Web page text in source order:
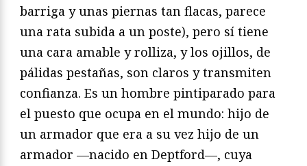
barriga y unas piernas tan flacas, parece
una rata subida a un poste), pero sí tiene
una cara amable y rolliza, y los ojillos, de
pálidas pestañas, son claros y transmiten
confianza. Es un hombre pintiparado para
el puesto que ocupa en el mundo: hijo de
un armador que era a su vez hijo de un
armador —nacido en Deptford—, cuya